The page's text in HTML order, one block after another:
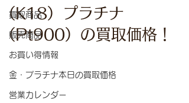
買取商品
販売商品
お買い得情報
金・プラチナ本日の買取価格
営業カレンダー
（K18）プラチナ
（Pt900）の買取価格！